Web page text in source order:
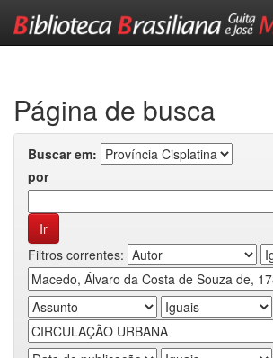
Página de busca
Buscar em:
por
Filtros correntes: